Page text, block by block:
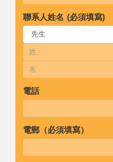
聯系人姓名 (必須填寫)
電話
電郵（必須填寫）